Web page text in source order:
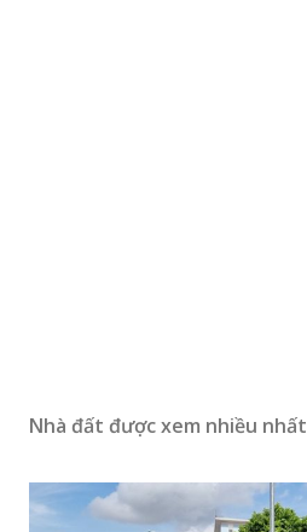
Nhà đất được xem nhiều nhất